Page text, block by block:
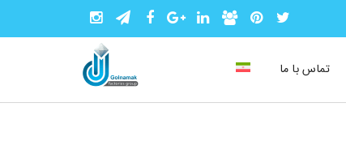
تماس با ما